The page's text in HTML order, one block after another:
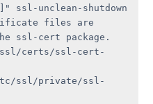
ssl-unclean-shutdown
files are
ssl-cert package.
certs/ssl-cert-
ssl/private/ssl-